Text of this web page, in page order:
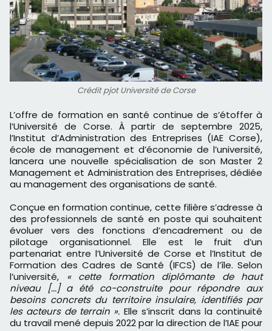
Crédit pjot Université de Corse
L’offre de formation en santé continue de s’étoffer à
l’Université de Corse. À partir de septembre 2025,
l’Institut d’Administration des Entreprises (IAE Corse),
école de management et d’économie de l’université,
lancera une nouvelle spécialisation de son Master 2
Management et Administration des Entreprises, dédiée
au management des organisations de santé.
Conçue en formation continue, cette filière s’adresse à
des professionnels de santé en poste qui souhaitent
évoluer vers des fonctions d’encadrement ou de
pilotage organisationnel. Elle est le fruit d’un
partenariat entre l’Université de Corse et l’Institut de
Formation des Cadres de Santé (IFCS) de l’île. Selon
l’université,
« cette formation diplômante de haut
niveau [...] a été co-construite pour répondre aux
besoins concrets du territoire insulaire, identifiés par
les acteurs de terrain ». Elle s’inscrit dans la continuité
du travail mené depuis 2022 par la direction de l’IAE pour